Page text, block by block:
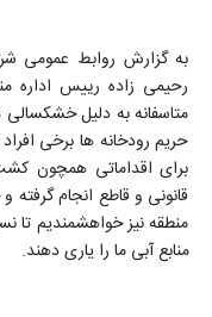
به گزارش روابط عمومی
رحیمی زاده رییس اداره
متاسفانه به دلیل
حریم رودخانه ها برخی
برای اقداماتی همچون کشت
قانونی و قاطع انجام
منطقه نیز خواهشمندیم
منابع آبی ما را یاری دهند.